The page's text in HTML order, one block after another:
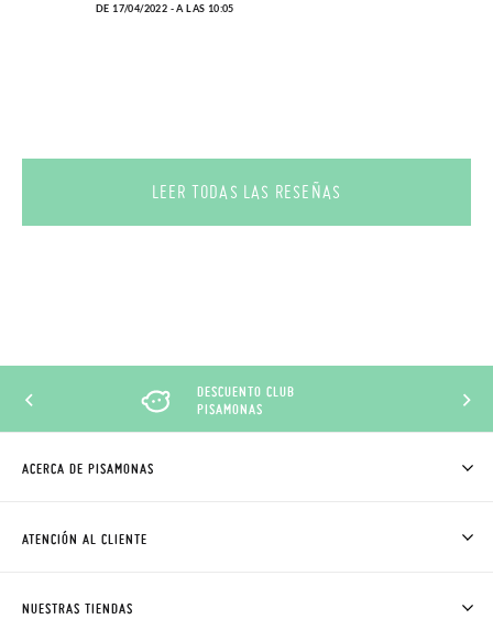
DE 17/04/2022 - A LAS 10:05
LEER TODAS LAS RESEÑAS
DESCUENTO CLUB
PISAMONAS
ACERCA DE PISAMONAS
CÓMO COMPRAR
ATENCIÓN AL CLIENTE
NUESTRAS TIENDAS